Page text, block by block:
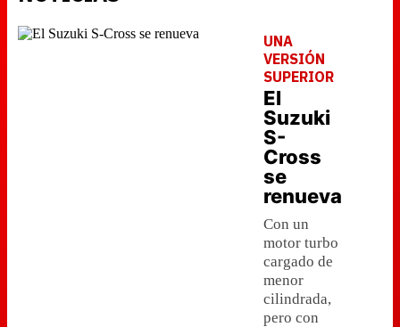
UNA
VERSIÓN
SUPERIOR
El
Suzuki
S-
Cross
se
renueva
Con un
motor turbo
cargado de
menor
cilindrada,
pero con